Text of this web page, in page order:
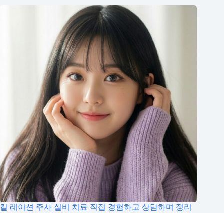
킬 레이션 주사 실비 치료 직접 경험하고 상담하며 정리